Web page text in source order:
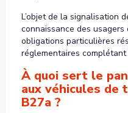
L’objet de la signalisation
connaissance des
obligations particulières
réglementaires
À quoi sert le
aux véhicules de
B27a ?